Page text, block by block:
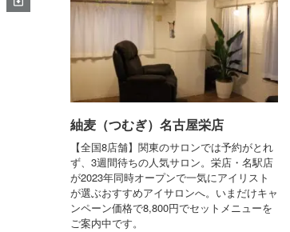
紬麦（つむぎ）名古屋栄店
【全国8店舗】関東のサロンでは予約がとれ
ず、3週間待ちの人気サロン。栄店・名駅店
が2023年同時オープンで一気にアイリスト
が選ぶおすすめアイサロンへ。いまだけキャ
ンペーン価格で8,800円でセットメニューを
ご案内中です。